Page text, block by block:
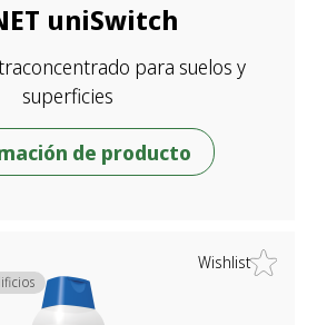
uniSwitch
para suelos y
superficies
de producto
Wishlist